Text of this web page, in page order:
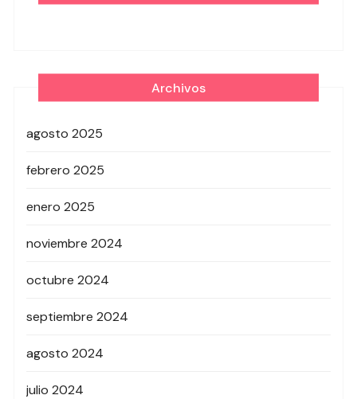
Archivos
agosto 2025
febrero 2025
enero 2025
noviembre 2024
octubre 2024
septiembre 2024
agosto 2024
julio 2024